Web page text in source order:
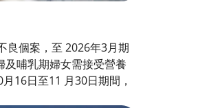
良個案，至 2026年3月期
及哺乳期婦女需接受營養
16日至11 月30日期間，